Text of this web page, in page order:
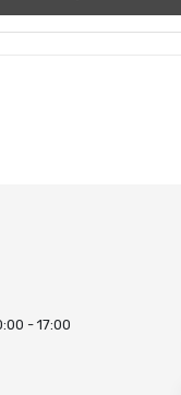
- 17:00